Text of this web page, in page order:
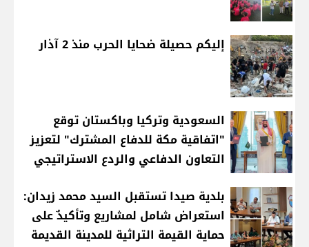
إليكم حصيلة ضحايا الحرب منذ 2 آذار
السعودية وتركيا وباكستان توقع
"اتفاقية مكة للدفاع المشترك" لتعزيز
التعاون الدفاعي والردع الاستراتيجي
بلدية صيدا تستقبل السيد محمد زيدان:
استعراض شامل لمشاريع وتأكيدٌ على
حماية القيمة التراثية للمدينة القديمة